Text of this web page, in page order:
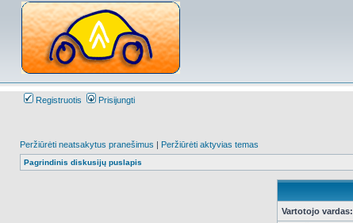
Registruotis Prisijungti
Peržiūrėti neatsakytus pranešimus | Peržiūrėti aktyvias temas
Pagrindinis diskusijų puslapis
Vartotojo vardas: